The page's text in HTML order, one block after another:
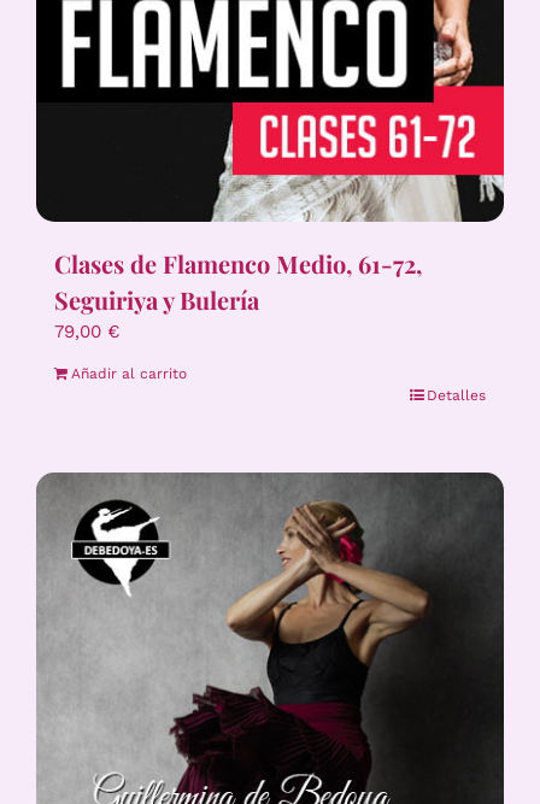
Clases de Flamenco Medio, 61-72,
Seguiriya y Bulería
79,00 €
Añadir al carrito
Detalles